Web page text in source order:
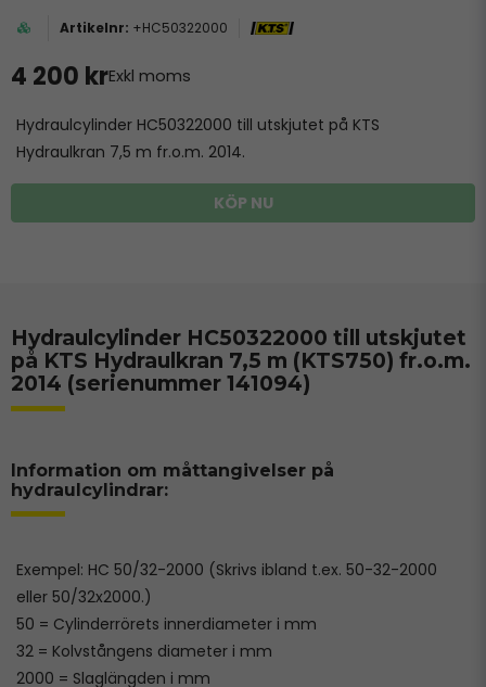
+HC50322000
4 200 krExkl moms
Hydraulcylinder HC50322000 till utskjutet på KTS
Hydraulkran 7,5 m fr.o.m. 2014.
KÖP NU
Hydraulcylinder HC50322000 till utskjutet
på KTS Hydraulkran 7,5 m (KTS750) fr.o.m.
2014 (serienummer 141094)
Information om måttangivelser på
hydraulcylindrar:
Exempel: HC 50/32-2000 (Skrivs ibland t.ex. 50-32-2000
eller 50/32x2000.)
50 = Cylinderrörets innerdiameter i mm
32 = Kolvstångens diameter i mm
2000 = Slaglängden i mm